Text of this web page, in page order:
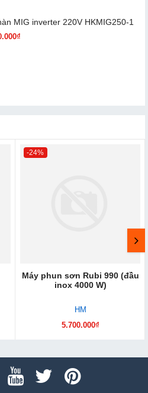
MIG inverter 220V HKMIG250-1
-24%
Máy phun sơn Rubi 990 (đầu
inox 4000 W)
HM
5.700.000₫